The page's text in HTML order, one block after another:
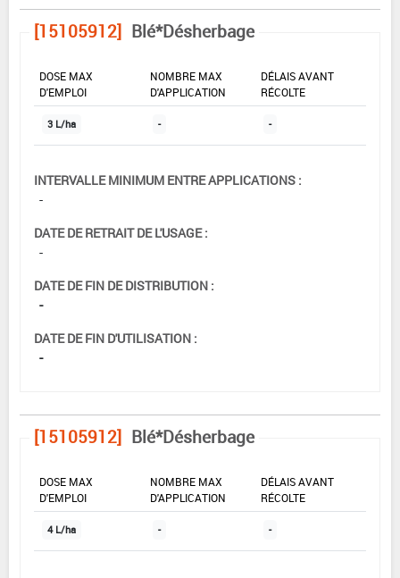
[15105912] Blé*Désherbage
DOSE MAX
D'EMPLOI
NOMBRE MAX
D'APPLICATION
DÉLAIS AVANT
RÉCOLTE
3 L/ha - -
INTERVALLE MINIMUM ENTRE APPLICATIONS :
-
DATE DE RETRAIT DE L'USAGE :
-
DATE DE FIN DE DISTRIBUTION :
-
DATE DE FIN D'UTILISATION :
-
[15105912] Blé*Désherbage
DOSE MAX
D'EMPLOI
NOMBRE MAX
D'APPLICATION
DÉLAIS AVANT
RÉCOLTE
4 L/ha - -